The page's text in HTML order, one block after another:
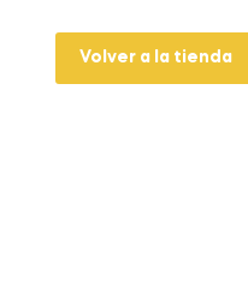
Volver a la tienda